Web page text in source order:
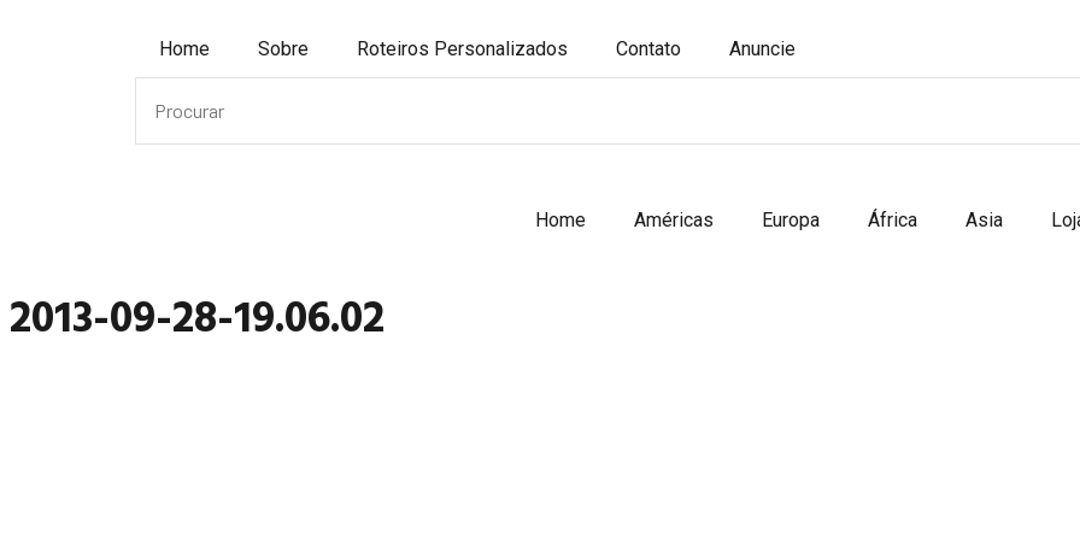
Home Sobre Roteiros Personalizados Contato Anuncie
Home Américas Europa África Asia
2013-09-28-19.06.02